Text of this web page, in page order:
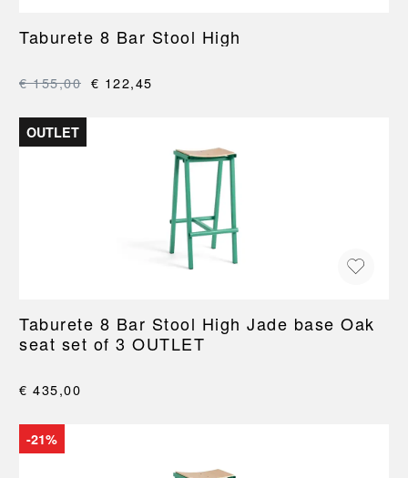
Taburete 8 Bar Stool High
€ 155,00 € 122,45
OUTLET
Taburete 8 Bar Stool High Jade base Oak
seat set of 3 OUTLET
€ 435,00
-21%